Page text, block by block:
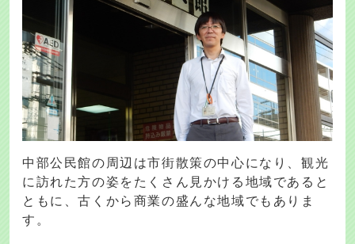
中部公民館の周辺は市街散策の中心になり、観光
に訪れた方の姿をたくさん見かける地域であると
ともに、古くから商業の盛んな地域でもありま
す。